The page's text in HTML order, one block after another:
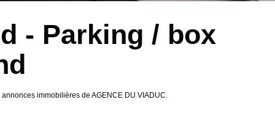
- Parking / box
immobilières de AGENCE DU VIADUC.